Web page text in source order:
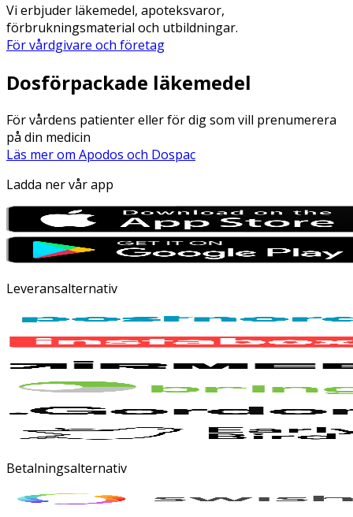
Vi erbjuder läkemedel, apoteksvaror,
förbrukningsmaterial och utbildningar.
För vårdgivare och företag
Dosförpackade läkemedel
För vårdens patienter eller för dig som vill prenumerera
på din medicin
Läs mer om Apodos och Dospac
Ladda ner vår app
Leveransalternativ
Betalningsalternativ